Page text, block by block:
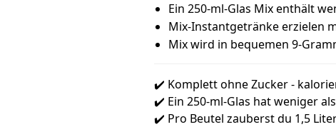
Ein 250-ml-Glas Mix enthält
Mix-Instantgetränke erzielen
Mix wird in bequemen 9-
✔️ Komplett ohne Zucker -
✔️ Ein 250-ml-Glas hat weniger
✔️ Pro Beutel zauberst du 1,5